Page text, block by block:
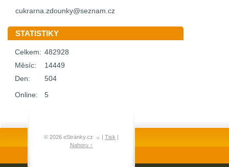
cukrarna.zdounky@seznam.cz
STATISTIKY
Online: 5
Celkem: 482928
Měsíc:
14449
Den:
504
© 2026 eStránky.cz | Tisk |
Nahoru ↑